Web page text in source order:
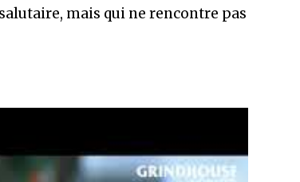
mais qui ne rencontre pas